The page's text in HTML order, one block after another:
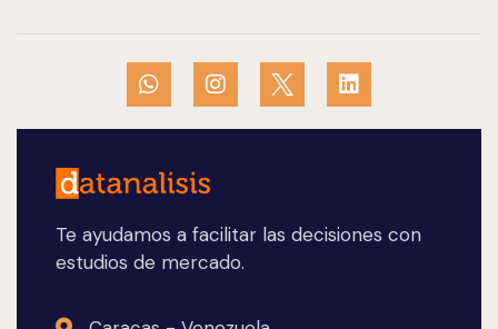
Te ayudamos a facilitar las decisiones con
estudios de mercado.